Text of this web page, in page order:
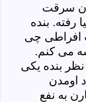
سرقت
رفته. بنده
افراطی چی
می کنم.
نظر بنده یکی
اومدن
به نفع